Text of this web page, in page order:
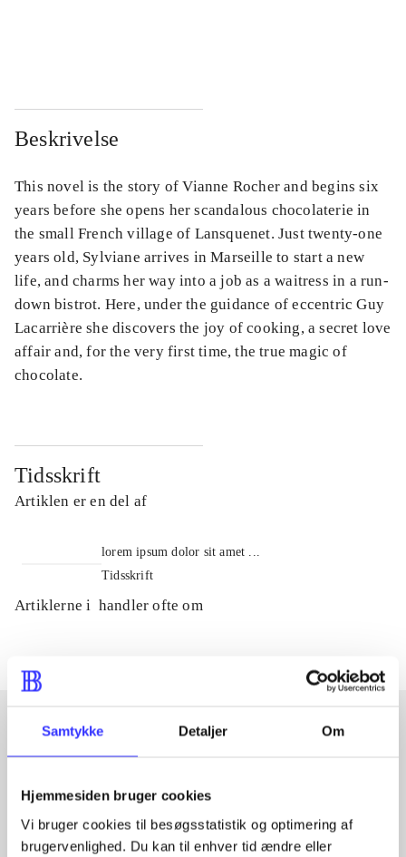
Samtykke Detaljer Om
Hjemmesiden bruger cookies
Vi bruger cookies til besøgsstatistik og optimering af
brugervenlighed. Du kan til enhver tid ændre eller
Beskrivelse
This novel is the story of Vianne Rocher and begins six
years before she opens her scandalous chocolaterie in
the small French village of Lansquenet. Just twenty-one
years old, Sylviane arrives in Marseille to start a new
life, and charms her way into a job as a waitress in a run-
down bistrot. Here, under the guidance of eccentric Guy
Lacarrière she discovers the joy of cooking, a secret love
affair and, for the very first time, the true magic of
chocolate.
Tidsskrift
Artiklen er en del af
lorem ipsum dolor sit amet ...
Tidsskrift
Artiklerne i handler ofte om
Artikler med samme emner
Fra